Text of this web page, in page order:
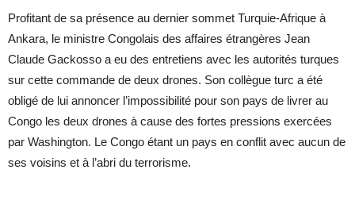
Profitant de sa présence au dernier sommet Turquie-Afrique à
Ankara, le ministre Congolais des affaires étrangères Jean
Claude Gackosso a eu des entretiens avec les autorités turques
sur cette commande de deux drones. Son collègue turc a été
obligé de lui annoncer l’impossibilité pour son pays de livrer au
Congo les deux drones à cause des fortes pressions exercées
par Washington. Le Congo étant un pays en conflit avec aucun de
ses voisins et à l’abri du terrorisme.